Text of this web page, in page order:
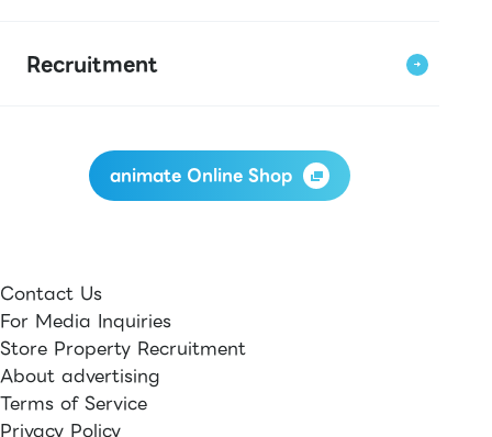
Recruitment
animate Online Shop
Contact Us
For Media Inquiries
Store Property Recruitment
About advertising
Terms of Service
Privacy Policy